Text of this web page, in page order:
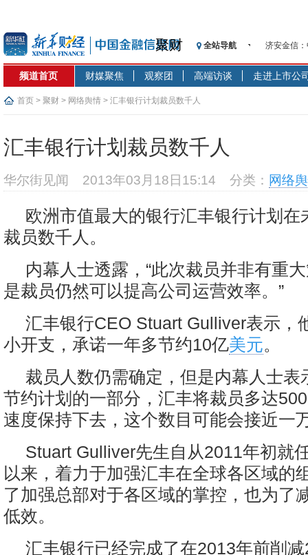
聚财 全站导航
济安金信
【见·闻】
记者手记
基本面及
沥青期货
恒生聚源
频道首页 财媒聚焦 观察团 高端访谈 走进上市公
首页 > 聚财 > 网络舆情 > 汇丰银行计划裁员数千人
汇丰银行计划裁员数千人
华尔街见闻 2013年03月18日15:14 分类： 网络
欧洲市值最大的银行汇丰银行计划在
裁员数千人。
内幕人士透露，“此次裁员并非有重
是裁员仍然可以提高公司运营效率。”
汇丰银行CEO Stuart Gulliver表示，
小开支，承诺一年多节约10亿美元。
裁员人数仍需确定，但是内幕人士表
节约计划的一部分，汇丰将裁员多达
速度保持下去，这个数目可能会接近一
Stuart Gulliver先生自从2011年初就
以来，着力于加强汇丰在全球各区域的
了加强总部对于各区域的掌控，也为了
低效。
汇丰银行已经完成了在2013年前削